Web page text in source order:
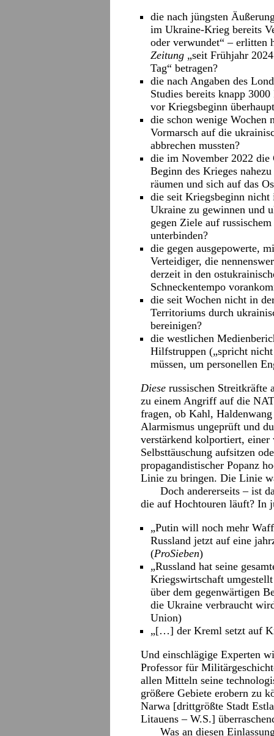
die nach jüngsten
im Ukraine-Krieg bereits
oder verwundet“ – erlitten
Zeitung „seit Frühjahr
Tag“ betragen?
die nach Angaben des
Studies bereits knapp
vor Kriegsbeginn
die schon wenige Wochen
Vormarsch auf die
abbrechen mussten?
die im November 2022 die
Beginn des Krieges
räumen und sich auf das
die seit Kriegsbeginn
Ukraine zu gewinnen und
gegen Ziele auf
unterbinden?
die gegen ausgepowerte,
Verteidiger, die
derzeit in den
Schneckentempo
die seit Wochen nicht in
Territoriums durch
bereinigen?
die westlichen
Hilfstruppen („spricht
müssen, um personellen
Diese russischen Streitkräfte
zu einem Angriff auf die
fragen, ob Kahl,
Alarmismus ungeprüft und
verstärkend kolportiert,
Selbsttäuschung aufsitzen
propagandistischer Popanz
Linie zu bringen. Die Linie
Doch andererseits – ist
die auf Hochtouren läuft? In
„Putin will noch mehr
Russland jetzt auf eine
(ProSieben)
„Russland hat seine
Kriegswirtschaft
über dem gegenwärtigen
die Ukraine verbraucht
Union)
„[…] der Kreml setzt auf
Und einschlägige Experten
Professor für
allen Mitteln seine
größere Gebiete erobern zu
Narwa [drittgrößte Stadt
Litauens – W.S.]
Was an diesen